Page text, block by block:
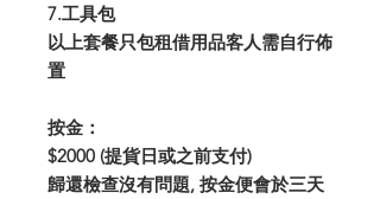
7.工具包
以上套餐只包租借用品客人需自行佈
置
按金：
$2000 (提貨日或之前支付)
歸還檢查沒有問題, 按金便會於三天